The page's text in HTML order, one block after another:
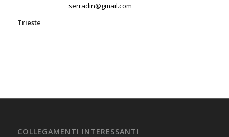
serradin@gmail.com
Trieste
COLLEGAMENTI INTERESSANTI